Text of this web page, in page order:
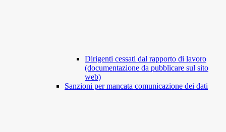
Dirigenti cessati dal rapporto di lavoro
(documentazione da pubblicare sul sito
web)
Sanzioni per mancata comunicazione dei dati